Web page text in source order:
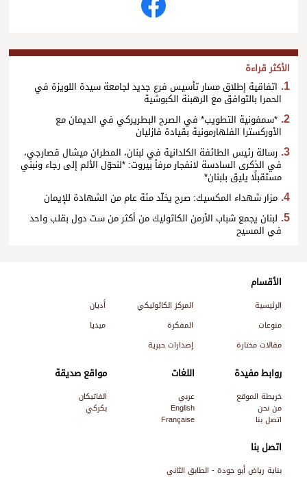
الأكثر قراءة
اتفاقية إطلاق مسار تأسيس فرع جديد لجامعة سيدة اللويزة في
الحمرا بالتوافق مع الرهبنة الكبوشية
*سمفونية التطويب* في الصرح البطريركي في الديمان مع
الأوركسترا الفلهارمونية بقيادة فازليان
رسالة رئيس الطائفة الكلدانية في لبنان، المطران ميشال قصارجي،
في الذكرى السادسة لانفجار مرفأ بيروت: *لنحوّل الألم إلى رجاء ونبني
مستقبلًا يليق بلبنان*
مزار شهداء المكسيك: صرح يخلّد مئة عام من الشهادة للإيمان
لبنان يجمع شباب الأرمن الكاثوليك من أكثر من ست دول بقلب واحد
في المسيح
اتصل بنا
بناية رياض أبو جودة - الطابق الثاني
الأقسام
الرئيسية المركز الكاثوليكي
أديان
منوعات
المفكرة
ميديا
مقالات مختارة
إصدارات حبرية
روابط مفيدة
خريطة الموقع
من نحن
اتصل بنا
اللغات
عربي
English
Française
مواقع صديقة
الفاتيكان
بكركي